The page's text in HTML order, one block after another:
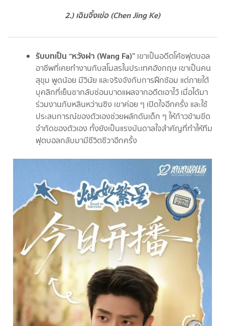
2.) เฉินจิ้งเข่อ (Chen Jing Ke)
รับบทเป็น “หวังฝา (Wang Fa)” เขาเป็นอดีตโค้ชฟุตบอล
อาชีพที่เคยทำงานกับสโมสรในประเทศอังกฤษ เขาเป็นคน
สุขุม พูดน้อย มีวินัย และจริงจังกับการฝึกซ้อม แต่ภายใต้
บุคลิกที่เย็นชากลับซ่อนบาดแผลจากอดีตเอาไว้ เมื่อได้มา
ร่วมงานกับหลินหว่านซิง เขาค่อย ๆ เปิดใจอีกครั้ง และใช้
ประสบการณ์ของตัวเองช่วยผลักดันเด็ก ๆ ให้ก้าวข้ามขีด
จำกัดของตัวเอง ทั้งยังเป็นแรงบันดาลใจสำคัญที่ทำให้ทีม
ฟุตบอลกลับมามีชีวิตชีวาอีกครั้ง